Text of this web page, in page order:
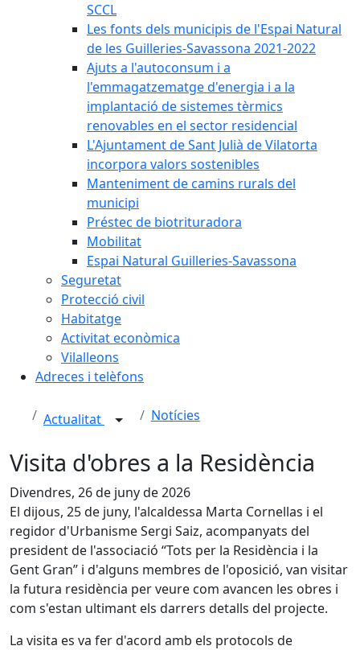
SCCL
Les fonts dels municipis de l'Espai Natural
de les Guilleries-Savassona 2021-2022
Ajuts a l'autoconsum i a
l'emmagatzematge d'energia i a la
implantació de sistemes tèrmics
renovables en el sector residencial
L'Ajuntament de Sant Julià de Vilatorta
incorpora valors sostenibles
Manteniment de camins rurals del
municipi
Préstec de biotrituradora
Mobilitat
Espai Natural Guilleries-Savassona
Seguretat
Protecció civil
Habitatge
Activitat econòmica
Vilalleons
Adreces i telèfons
Actualitat Notícies
Visita d'obres a la Residència
Divendres, 26 de juny de 2026
El dijous, 25 de juny, l'alcaldessa Marta Cornellas i el
regidor d'Urbanisme Sergi Saiz, acompanyats del
president de l'associació “Tots per la Residència i la
Gent Gran” i d'alguns membres de l'oposició, van visitar
la futura residència per veure com avancen les obres i
com s'estan ultimant els darrers detalls del projecte.
La visita es va fer d'acord amb els protocols de